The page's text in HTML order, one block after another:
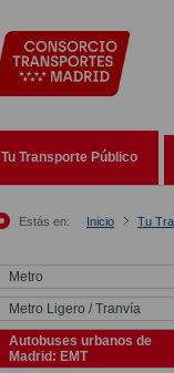
Tu Transporte Público
Estás en: Inicio Tu
Metro
Metro Ligero / Tranvía
Autobuses urbanos de
Madrid: EMT